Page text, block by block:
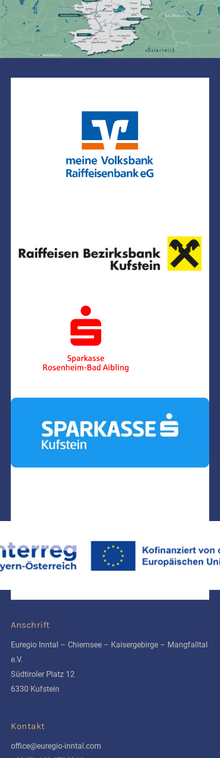
Anschrift
Euregio Inntal – Chiemsee – Kaisergebirge – Mangfalltal
e.V.
Südtiroler Platz 12
6330 Kufstein
Kontakt
office@euregio-inntal.com